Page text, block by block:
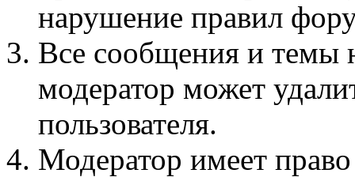
нарушение правил
Все сообщения и темы
модератор может
пользователя.
Модератор имеет